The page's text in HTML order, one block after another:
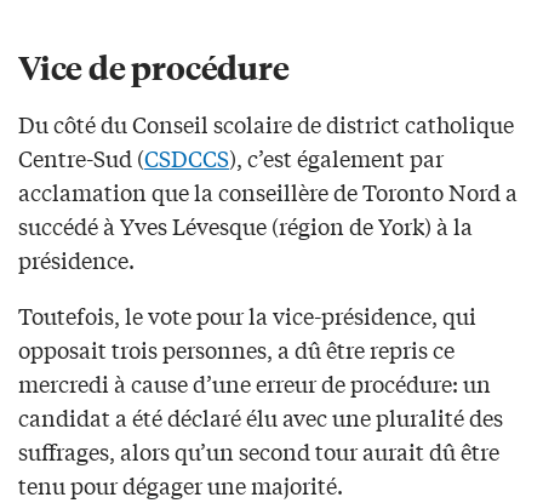
Vice de procédure
Du côté du Conseil scolaire de district catholique
Centre-Sud (CSDCCS), c’est également par
acclamation que la conseillère de Toronto Nord a
succédé à Yves Lévesque (région de York) à la
présidence.
Toutefois, le vote pour la vice-présidence, qui
opposait trois personnes, a dû être repris ce
mercredi à cause d’une erreur de procédure: un
candidat a été déclaré élu avec une pluralité des
suffrages, alors qu’un second tour aurait dû être
tenu pour dégager une majorité.